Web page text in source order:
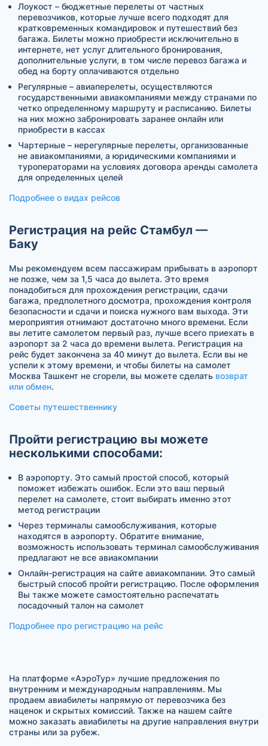
Лоукост – бюджетные перелеты от частных
перевозчиков, которые лучше всего подходят для
кратковременных командировок и путешествий без
багажа. Билеты можно приобрести исключительно в
интернете, нет услуг длительного бронирования,
дополнительные услуги, в том числе перевоз багажа и
обед на борту оплачиваются отдельно
Регулярные – авиаперелеты, осуществляются
государственными авиакомпаниями между странами по
четко определенному маршруту и расписанию. Билеты
на них можно забронировать заранее онлайн или
приобрести в кассах
Чартерные – нерегулярные перелеты, организованные
не авиакомпаниями, а юридическими компаниями и
туроператорами на условиях договора аренды самолета
для определенных целей
Подробнее о видах рейсов
Регистрация на рейс Стамбул —
Баку
Мы рекомендуем всем пассажирам прибывать в аэропорт
не позже, чем за 1,5 часа до вылета. Это время
понадобиться для прохождения регистрации, сдачи
багажа, предполетного досмотра, прохождения контроля
безопасности и сдачи и поиска нужного вам выхода. Эти
мероприятия отнимают достаточно много времени. Если
вы летите самолетом первый раз, лучше всего приехать в
аэропорт за 2 часа до времени вылета. Регистрация на
рейс будет закончена за 40 минут до вылета. Если вы не
успели к этому времени, и чтобы билеты на самолет
Москва Ташкент не сгорели, вы можете сделать возврат
или обмен.
Советы путешественнику
Пройти регистрацию вы можете
несколькими способами:
В аэропорту. Это самый простой способ, который
поможет избежать ошибок. Если это ваш первый
перелет на самолете, стоит выбирать именно этот
метод регистрации
Через терминалы самообслуживания, которые
находятся в аэропорту. Обратите внимание,
возможность использовать терминал самообслуживания
предлагают не все авиакомпании
Онлайн-регистрация на сайте авиакомпании. Это самый
быстрый способ пройти регистрацию. После оформления
Вы также можете самостоятельно распечатать
посадочный талон на самолет
Подробнее про регистрацию на рейс
На платформе «АэроТур» лучшие предложения по
внутренним и международным направлениям. Мы
продаем авиабилеты напрямую от перевозчика без
наценок и скрытых комиссий. Также на нашем сайте
можно заказать авиабилеты на другие направления внутри
страны или за рубеж.